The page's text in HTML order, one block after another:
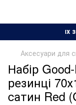
спекотних
Аксесуари для
Набір
резинці
сатин Red